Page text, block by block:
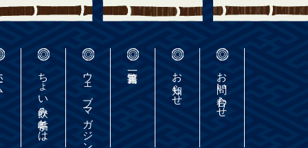
お問い合わせ
お知らせ
ウェブマガジン
ちょい飲み手帖とは